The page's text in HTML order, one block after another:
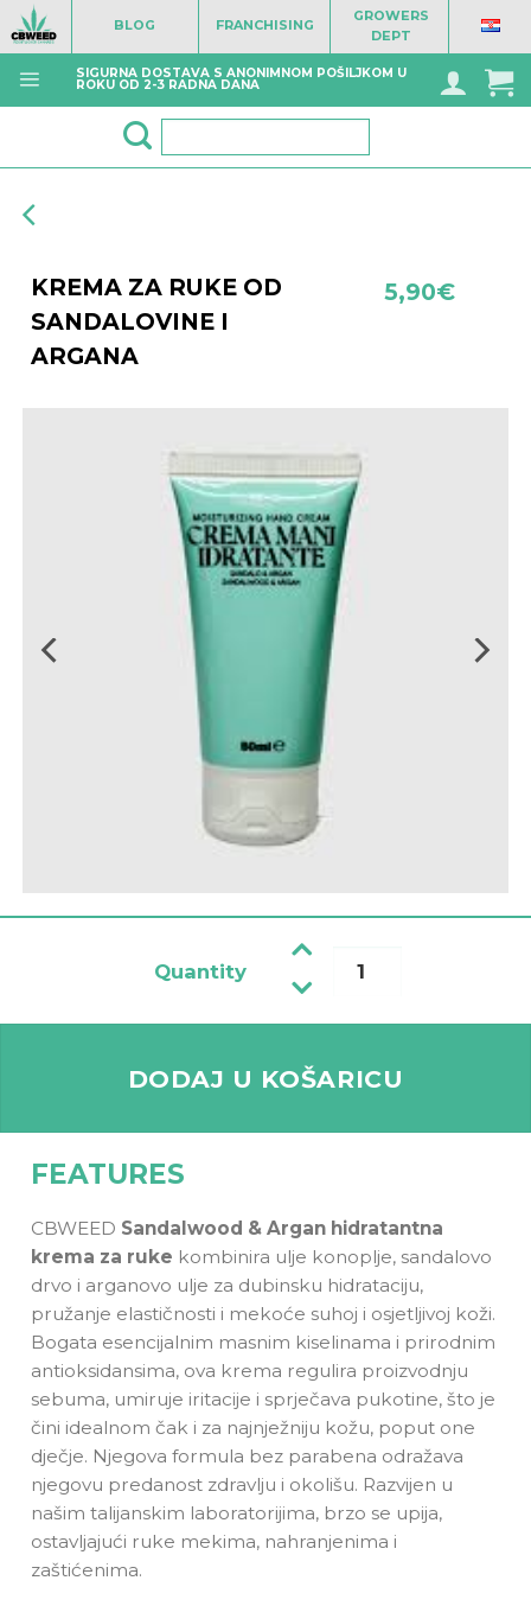
Skip
to
content
BLOG FRANCHISING
GROWERS
DEPT
SIGURNA DOSTAVA S ANONIMNOM POŠILJKOM U
ROKU OD 2-3 RADNA DANA
KREMA ZA RUKE OD
SANDALOVINE I
ARGANA
5,90€
Quantity
DODAJ U KOŠARICU
FEATURES
CBWEED Sandalwood & Arganhidratantna
krema za ruke kombinira ulje konoplje, sandalovo
drvo i arganovo ulje za dubinsku hidrataciju,
pružanje elastičnosti i mekoće suhoj i osjetljivoj koži.
Bogata esencijalnim masnim kiselinama i prirodnim
antioksidansima, ova krema regulira proizvodnju
sebuma, umiruje iritacije i sprječava pukotine, što je
čini idealnom čak i za najnježniju kožu, poput one
dječje. Njegova formula bez parabena odražava
njegovu predanost zdravlju i okolišu. Razvijen u
našim talijanskim laboratorijima, brzo se upija,
ostavljajući ruke mekima, nahranjenima i
zaštićenima.